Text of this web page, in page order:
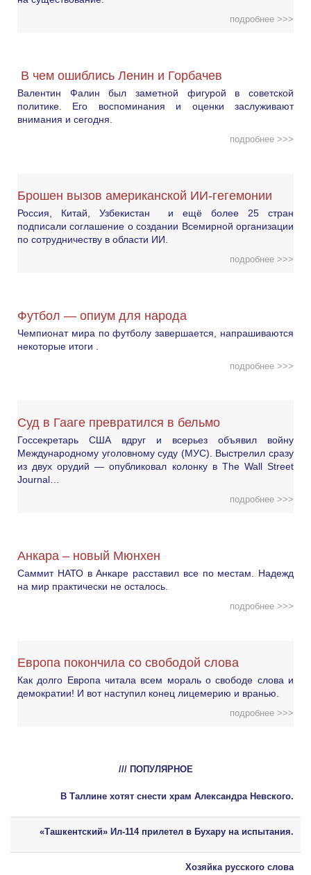
подробнее >>>
В чем ошиблись Ленин и Горбачев
Валентин Фалин был заметной фигурой в советской
политике. Его воспоминания и оценки заслуживают
внимания и сегодня.
подробнее >>>
Брошен вызов американской ИИ-гегемонии
Россия, Китай, Узбекистан и ещё более 25 стран
подписали соглашение о создании Всемирной организации
по сотрудничеству в области ИИ.
подробнее >>>
Футбол — опиум для народа
Чемпионат мира по футболу завершается, напрашиваются
некоторые итоги .
подробнее >>>
Суд в Гааге превратился в бельмо
Госсекретарь США вдруг и всерьез объявил войну
Международному уголовному суду (МУС). Выстрелил сразу
из двух орудий — опубликовал колонку в The Wall Street
Journal…
подробнее >>>
Анкара – новый Мюнхен
Саммит НАТО в Анкаре расставил все по местам. Надежд
на мир практически не осталось.
подробнее >>>
Европа покончила со свободой слова
Как долго Европа читала всем мораль о свободе слова и
демократии! И вот наступил конец лицемерию и вранью.
подробнее >>>
/// ПОПУЛЯРНОЕ
В Таллине хотят снести храм Александра Невского.
«Ташкентский» Ил-114 прилетел в Бухару на испытания.
Хозяйка русского слова